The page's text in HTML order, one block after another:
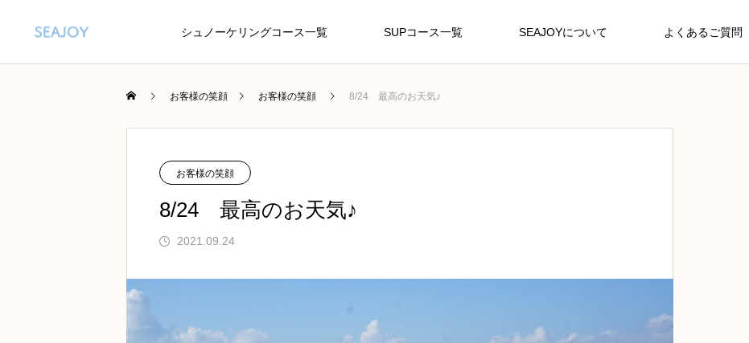
シュノーケリングコース一覧 SUPコース一覧 SEAJOYについて よくあるご質問
お客様の笑顔 お客様の笑顔 8/24 最高のお天気♪
お客様の笑顔
8/24 最高のお天気♪
2021.09.24